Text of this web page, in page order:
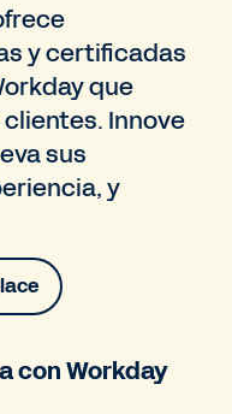
y certificadas
que
Innove
sus
y
con Workday